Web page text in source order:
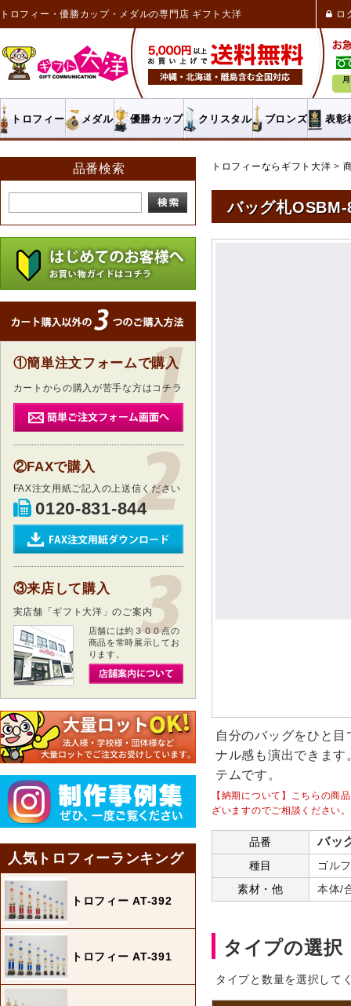
トロフィー・優勝カップ・メダルの専門店 ギフト大洋 ロ
トロフィー メダル 優勝カップ クリスタル ブロンズ 表彰
トロフィーならギフト大洋
バッグ札OSBM-
自分のバッグをひと
ナル感も演出できま
テムです。
【納期について】こちらの商
ざいますのでご相談ください。
品番 バッ
種目
ゴル
素材・他
本体/
タイプの選択
タイプと数量を選択して
品番検索
①簡単注文フォームで購入
カートからの購入が苦手な方はコチラ
②FAXで購入
FAX注文用紙ご記入の上送信ください
0120-831-844
③来店して購入
実店舗「ギフト大洋」のご案内
店舗には約３００点の
商品を常時展示してお
ります。
人気トロフィーランキング
トロフィー AT-392
トロフィー AT-391